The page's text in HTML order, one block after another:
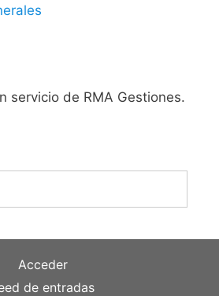
servicio de RMA Gestiones.
Acceder
de entradas